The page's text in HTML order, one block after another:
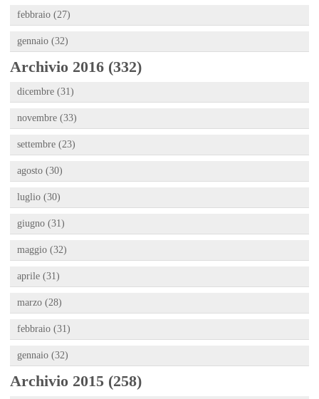
febbraio (27)
gennaio (32)
Archivio 2016 (332)
dicembre (31)
novembre (33)
settembre (23)
agosto (30)
luglio (30)
giugno (31)
maggio (32)
aprile (31)
marzo (28)
febbraio (31)
gennaio (32)
Archivio 2015 (258)